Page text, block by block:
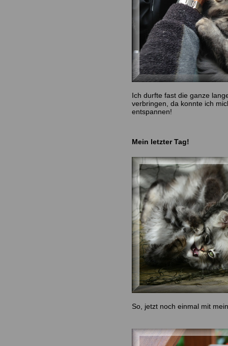
Ich durfte fast die ganze
verbringen, da konnte ich
entspannen!
Mein letzter Tag!
So, jetzt noch einmal mit